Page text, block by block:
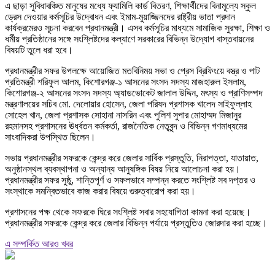
এ ছাড়া সুবিধাবঞ্চিত মানুষের মধ্যে ফ্যামিলি কার্ড বিতরণ, শিক্ষার্থীদের বিনামূল্যে স্কুল
ড্রেস দেওয়ার কর্মসূচির উদ্বোধন এবং ইমাম-মুয়াজ্জিনদের রাষ্ট্রীয় ভাতা প্রদান
কার্যক্রমেরও সূচনা করবেন প্রধানমন্ত্রী। এসব কর্মসূচির মাধ্যমে সামাজিক সুরক্ষা, শিক্ষা ও
ধর্মীয় প্রতিষ্ঠানের সঙ্গে সংশ্লিষ্টদের কল্যাণে সরকারের বিভিন্ন উদ্যোগ বাস্তবায়নের
বিষয়টি তুলে ধরা হবে।
প্রধানমন্ত্রীর সফর উপলক্ষে আয়োজিত মতবিনিময় সভা ও প্রেস ব্রিফিংয়ে বস্ত্র ও পাট
প্রতিমন্ত্রী শরিফুল আলম, কিশোরগঞ্জ-১ আসনের সংসদ সদস্য মাজহারুল ইসলাম,
কিশোরগঞ্জ-২ আসনের সংসদ সদস্য অ্যাডভোকেট জালাল উদ্দিন, মৎস্য ও প্রাণিসম্পদ
মন্ত্রণালয়ের সচিব মো. দেলোয়ার হোসেন, জেলা পরিষদ প্রশাসক খালেদ সাইফুল্লাহ
সোহেল খান, জেলা প্রশাসক সোহানা নাসরিন এবং পুলিশ সুপার মোহাম্মদ মিজানুর
রহমানসহ প্রশাসনের ঊর্ধ্বতন কর্মকর্তা, রাজনৈতিক নেতৃবৃন্দ ও বিভিন্ন গণমাধ্যমের
সাংবাদিকরা উপস্থিত ছিলেন।
সভায় প্রধানমন্ত্রীর সফরকে কেন্দ্র করে জেলার সার্বিক প্রস্তুতি, নিরাপত্তা, যাতায়াত,
অনুষ্ঠানস্থল ব্যবস্থাপনা ও অন্যান্য আনুষঙ্গিক বিষয় নিয়ে আলোচনা করা হয়।
প্রধানমন্ত্রীর সফর সুষ্ঠু, শান্তিপূর্ণ ও সফলভাবে সম্পন্ন করতে সংশ্লিষ্ট সব দপ্তর ও
সংস্থাকে সমন্বিতভাবে কাজ করার বিষয়ে গুরুত্বারোপ করা হয়।
প্রশাসনের পক্ষ থেকে সফরকে ঘিরে সংশ্লিষ্ট সবার সহযোগিতা কামনা করা হয়েছে।
প্রধানমন্ত্রীর সফরকে কেন্দ্র করে জেলার বিভিন্ন পর্যায়ে প্রস্তুতিও জোরদার করা হচ্ছে।
এ সম্পর্কিত আরও খবর